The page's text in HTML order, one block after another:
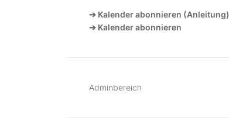
➔ Kalender abonnieren (Anleitung)
➔ Kalender abonnieren
Adminbereich